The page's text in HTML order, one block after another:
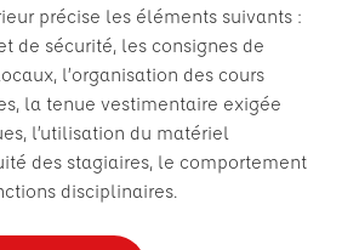
précise les éléments suivants :
de sécurité, les consignes de
l’organisation des cours
la tenue vestimentaire exigée
l’utilisation du matériel
des stagiaires, le comportement
disciplinaires.